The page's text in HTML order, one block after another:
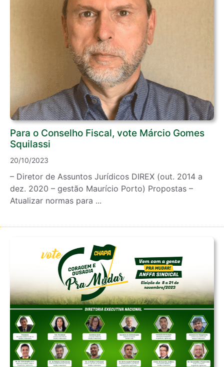
Para o Conselho Fiscal, vote Márcio Gomes
Squilassi
20/10/2023
– Diretor de Assuntos Jurídicos DIREX (out. 2014 a
dez. 2020 – gestão Maurício Porto) Propostas –
Atualizar normas para ...